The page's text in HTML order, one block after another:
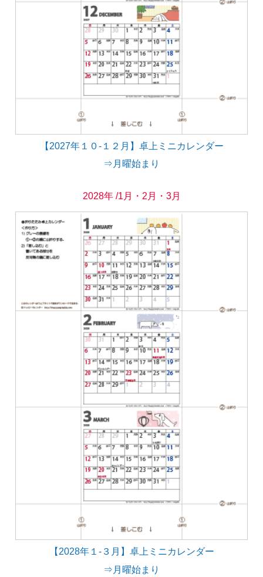
【2027年１０-１２月】卓上ミニカレンダー
⇒月曜始まり
2028年 /1月・2月・3月
【2028年１-３月】卓上ミニカレンダー
⇒月曜始まり